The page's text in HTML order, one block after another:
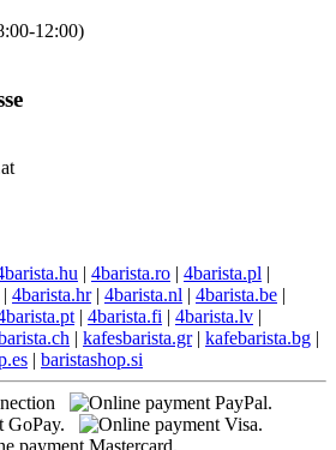
12:00)
| 4barista.ro | 4barista.pl |
| 4barista.hr| 4barista.nl | 4barista.be |
| 4barista.fi | 4barista.lv |
| kafesbarista.gr| kafebarista.bg |
| baristashop.si